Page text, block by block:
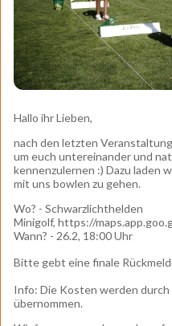
Hallo ihr Lieben,
nach den letzten
um euch untereinander und
kennenzulernen :) Dazu laden
mit uns bowlen zu gehen.
Wo? - Schwarzlichthelden
Minigolf, https://
Wann? - 26.2, 18:00 Uhr
Bitte gebt eine finale
Info: Die Kosten werden durch
übernommen.